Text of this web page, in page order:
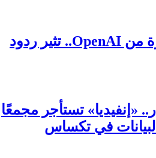
أول رحلة فاخرة من OpenAI.. تثير ردود
«إنفيديا» تستأجر مجمعًا
في تكساس